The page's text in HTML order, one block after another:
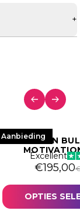
+
Aanbieding
BITCOIN
Excellent
€195,00
OPTIES